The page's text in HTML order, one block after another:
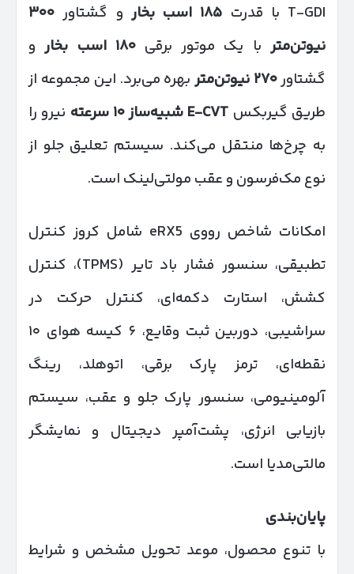
T-GDI با قدرت
۱۸۵ اسب بخار و گشتاور ۳۰۰
نیوتن‌متر با یک موتور برقی۱۸۰ اسب بخارو
گشتاور۲۷۰ نیوتن‌متربهره می‌برد. این مجموعه از
طریق گیربکس E-CVT شبیه‌ساز۱۰ سرعته نیرو را
به چرخ‌ها منتقل می‌کند. سیستم تعلیق جلو از
نوع مک‌فرسون و عقب مولتی‌لینک است.
امکانات شاخص رووی eRX5 شامل کروز کنترل
تطبیقی، سنسور فشار باد تایر (TPMS)، کنترل
کشش، استارت دکمه‌ای، کنترل حرکت در
سراشیبی، دوربین ثبت وقایع، ۶ کیسه هوای ۱۰
نقطه‌ای، ترمز پارک برقی، اتوهلد، رینگ
آلومینیومی، سنسور پارک جلو و عقب، سیستم
بازیابی انرژی، پشت‌آمپر دیجیتال و نمایشگر
مالتی‌مدیا است.
پایان‌بندی
با تنوع محصول، موعد تحویل مشخص و شرایط